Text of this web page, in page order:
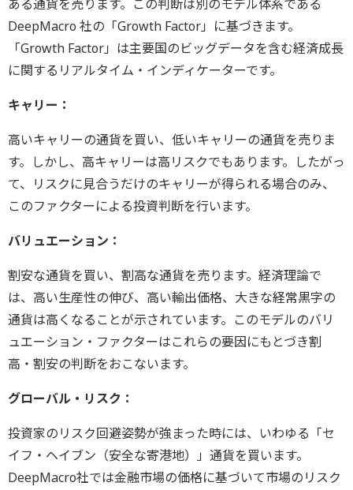
ある通貨を売ります。この判断は別のモデル体系である
DeepMacro 社の「Growth Factor」に基づきます。
「Growth Factor」は主要国のビッグデータを含む経済成長
に関するリアルタイム・インディケーターです。
キャリー：
高いキャリーの通貨を買い、低いキャリーの通貨を売りま
す。しかし、高キャリーは高リスクでもあります。したがっ
て、リスクに見合うだけのキャリーが得られる場合のみ、
このファクターによる投資判断を行います。
バリュエーション：
割安な通貨を買い、割高な通貨を売ります。経済理論で
は、高い生産性の伸び、高い輸出価格、大きな経常黒字の
通貨は高くなることが示されています。このモデルのバリ
ュエーション・ファクターはこれらの要因にもとづき割
高・割安の判断をおこないます。
グローバル・リスク：
投資家のリスク回避姿勢が強まった時には、いわゆる「セ
イフ・ヘイブン（安全な寄港地）」通貨を買います。
DeepMacro社では金融市場の価格に基づいて市場のリスク